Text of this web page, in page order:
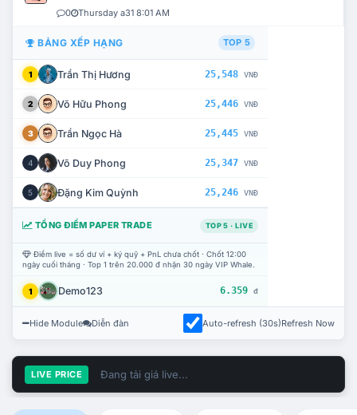
0 Thursday a31 8:01 AM
BẢNG XẾP HẠNG TOP 5
1 Trần Thị Hương 25,548 VNĐ
2 Võ Hữu Phong 25,446 VNĐ
3 Trần Ngọc Hà 25,445 VNĐ
4 Võ Duy Phong 25,347 VNĐ
5 Đặng Kim Quỳnh 25,246 VNĐ
TỔNG ĐIỂM PAPER TRADE TOP 5 · LIVE
Điểm live = số dư ví + ký quỹ + PnL chưa chốt · Chốt 12:00
ngày cuối tháng · Top 1 trên 20.000 đ nhận 30 ngày VIP Whale.
1 Demo123 6.359 đ
Hide Module Diễn đàn Auto-refresh (30s)Refresh Now
LIVE PRICE Đang tải giá live...